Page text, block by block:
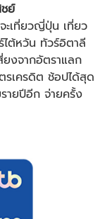
ย์
ะเที่ยวญี่ปุ่น เที่ยว
ไต้หวัน ทัวร์อิตาลี
ยงจากอัตราแลก
รเครดิต ช้อปได้สุด
ายปีอีก จ่ายครั้ง